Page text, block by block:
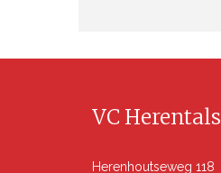
VC Herentals
Herenhoutseweg 118